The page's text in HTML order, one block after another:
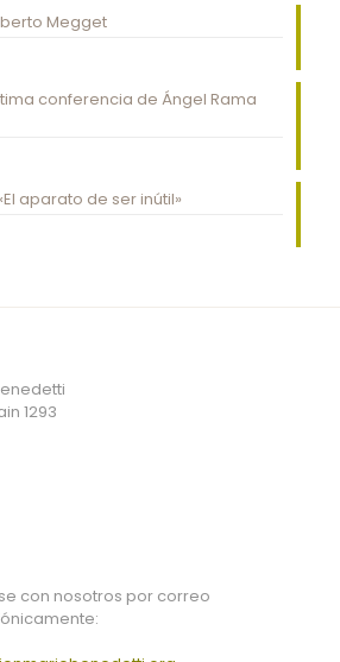
Megget
conferencia de Ángel Rama
aparato de ser inútil»
1293
con nosotros por correo